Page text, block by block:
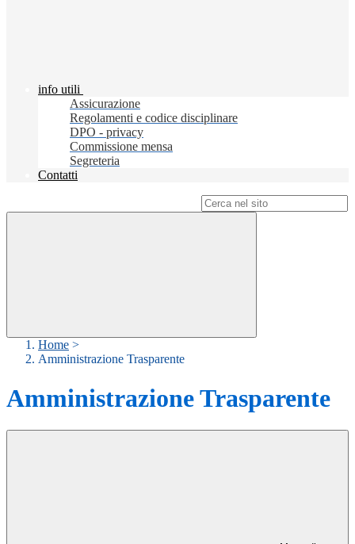
info utili
Assicurazione
Regolamenti e codice disciplinare
DPO - privacy
Commissione mensa
Segreteria
Contatti
Home >
Amministrazione Trasparente
Amministrazione Trasparente